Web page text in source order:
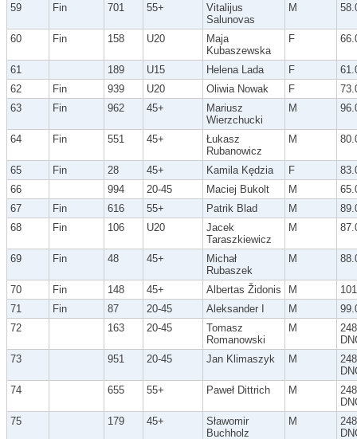
59 Fin 701 55+
Vitalijus
Salunovas
M
60 Fin 158 U20
Maja
Kubaszewska
F
61 189 U15 Helena Lada F
62
Fin 939 U20 Oliwia Nowak F
63
Fin 962 45+
Mariusz
Wierzchucki
M
64 Fin 551 45+
Łukasz
Rubanowicz
M
65 Fin 28 45+ Kamila Kędzia F
66
994 20-45 Maciej Bukolt M
67
Fin 616 55+ Patrik Blad M
68
Fin 106 U20
Jacek
Taraszkiewicz
M
69 Fin 48 45+
Michał
Rubaszek
M
70 Fin 148 45+ Albertas Židonis M
71
Fin 87 20-45 Aleksander I M
72
163 20-45
Tomasz
Romanowski
M
73
951 20-45 Jan Klimaszyk M
74
655 55+ Paweł Dittrich M
75
179 45+
Sławomir
Buchholz
M